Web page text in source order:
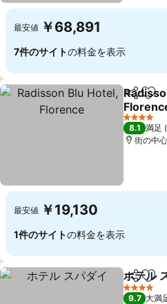
最安値 ￥68,891
7件のサイトの料金を表示
シェアお
料金を
4 ホテルの
8.1 満足
街の中
最安値 ￥19,130
1件のサイトの料金を表示
シェアお
ホテル
4 ホテルの
9.7 大満